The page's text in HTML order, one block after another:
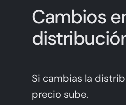
Cambios
Si cambias la
precio sube.